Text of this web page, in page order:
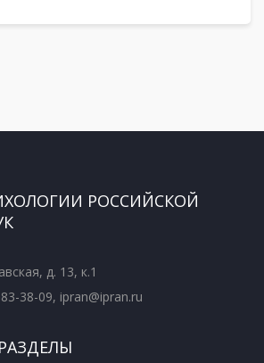
РОССИЙСКОЙ
д. 13, к.1
38-09, ipran@ipran.ru